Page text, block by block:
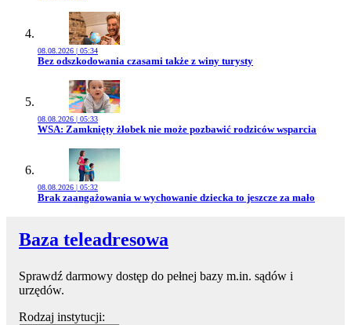
08.08.2026 | 05:34
Przejdź do artykułu:
Bez odszkodowania czasami także z winy turysty
08.08.2026 | 05:33
Przejdź do artykułu:
WSA: Zamknięty żłobek nie może pozbawić rodziców wsparcia
08.08.2026 | 05:32
Przejdź do artykułu:
Brak zaangażowania w wychowanie dziecka to jeszcze za mało
Baza teleadresowa
Sprawdź darmowy dostęp do pełnej bazy m.in. sądów i
urzędów.
Rodzaj instytucji: